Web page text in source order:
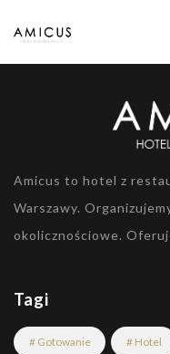
Amicus to hotel z
Warszawy.
okolicznościowe.
Tagi
# Gotowanie # Hotel